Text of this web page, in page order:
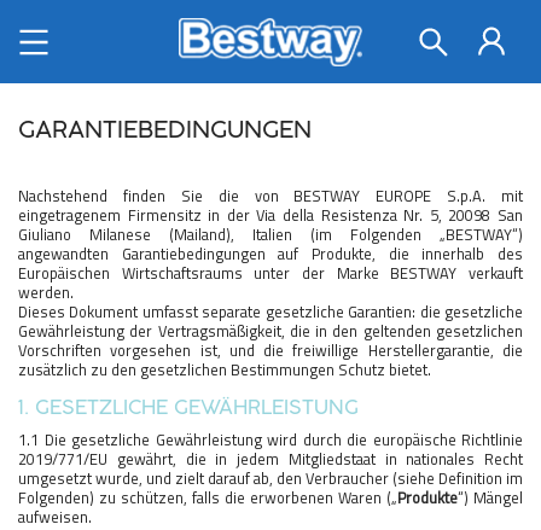
GARANTIEBEDINGUNGEN
Nachstehend finden Sie die von BESTWAY EUROPE S.p.A. mit
eingetragenem Firmensitz in der Via della Resistenza Nr. 5, 20098 San
Giuliano Milanese (Mailand), Italien (im Folgenden „BESTWAY“)
angewandten Garantiebedingungen auf Produkte, die innerhalb des
Europäischen Wirtschaftsraums unter der Marke BESTWAY verkauft
werden.
Dieses Dokument umfasst separate gesetzliche Garantien: die gesetzliche
Gewährleistung der Vertragsmäßigkeit, die in den geltenden gesetzlichen
Vorschriften vorgesehen ist, und die freiwillige Herstellergarantie, die
zusätzlich zu den gesetzlichen Bestimmungen Schutz bietet.
1. GESETZLICHE GEWÄHRLEISTUNG
1.1 Die gesetzliche Gewährleistung wird durch die europäische Richtlinie
2019/771/EU gewährt, die in jedem Mitgliedstaat in nationales Recht
umgesetzt wurde, und zielt darauf ab, den Verbraucher (siehe Definition im
Folgenden) zu schützen, falls die erworbenen Waren („Produkte“) Mängel
aufweisen.